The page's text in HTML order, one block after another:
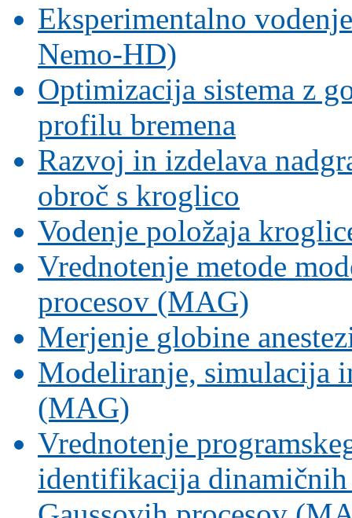
Eksperimentalno
Nemo-HD)
Optimizacija sistema z
profilu bremena
Razvoj in izdelava
obroč s kroglico
Vodenje položaja
Vrednotenje metode
procesov (MAG)
Merjenje globine
Modeliranje, simulacija
(MAG)
Vrednotenje
identifikacija